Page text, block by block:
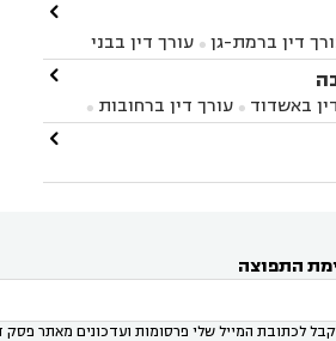
דין ברמת-גן 
עורך דין בבני
עורך דין בראשון לציון
דין בנס ציונה
עורך דין בחולון
עורך

באשדוד  עורך דין ברחובות 
עורך דין במודיעין
עורך דין


התפוצה
לכתובת המייל שלי פרסומות ועדכונים מאתר פסק